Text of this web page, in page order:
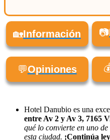
🏡Información 📷
💬Opiniones
Hotel Danubio es una
entre Av 2 y Av 3, 7165
qué lo convierte en uno
esta ciudad. ¡Continúa